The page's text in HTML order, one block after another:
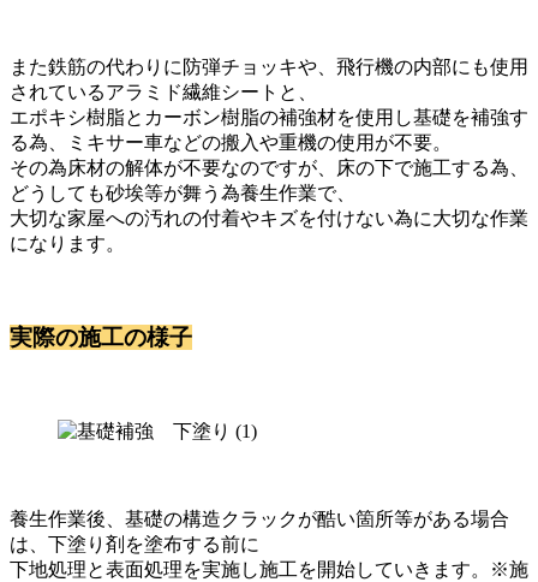
また鉄筋の代わりに防弾チョッキや、飛行機の内部にも使用
されているアラミド繊維シートと、
エポキシ樹脂とカーボン樹脂の補強材を使用し基礎を補強す
る為、ミキサー車などの搬入や重機の使用が不要。
その為床材の解体が不要なのですが、床の下で施工する為、
どうしても砂埃等が舞う為養生作業で、
大切な家屋への汚れの付着やキズを付けない為に大切な作業
になります。
実際の施工の様子
養生作業後、基礎の構造クラックが酷い箇所等がある場合
は、下塗り剤を塗布する前に
下地処理と表面処理を実施し施工を開始していきます。※施